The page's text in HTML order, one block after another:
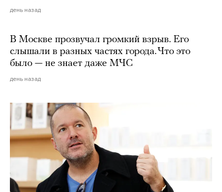
день назад
В Москве прозвучал громкий взрыв. Его
слышали в разных частях города. Что это
было — не знает даже МЧС
день назад